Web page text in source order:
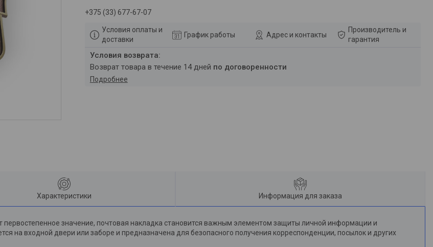
+375 (33) 677-67-07
Условия оплаты и
доставки
График работы Адрес и контакты
Производитель и
гарантия
возврат товара в течение 14 дней по договоренности
Подробнее
Характеристики Информация для заказа
значение, почтовая накладка становится важным элементом защиты личной информации и
на входной двери или заборе и предназначена для безопасного получения корреспонденции, посылок и других